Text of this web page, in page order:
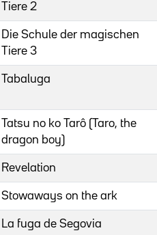
Tiere 2
Die Schule der magischen
Tiere 3
Tabaluga
Tatsu no ko Tarô (Taro, the
dragon boy)
Revelation
Stowaways on the ark
La fuga de Segovia